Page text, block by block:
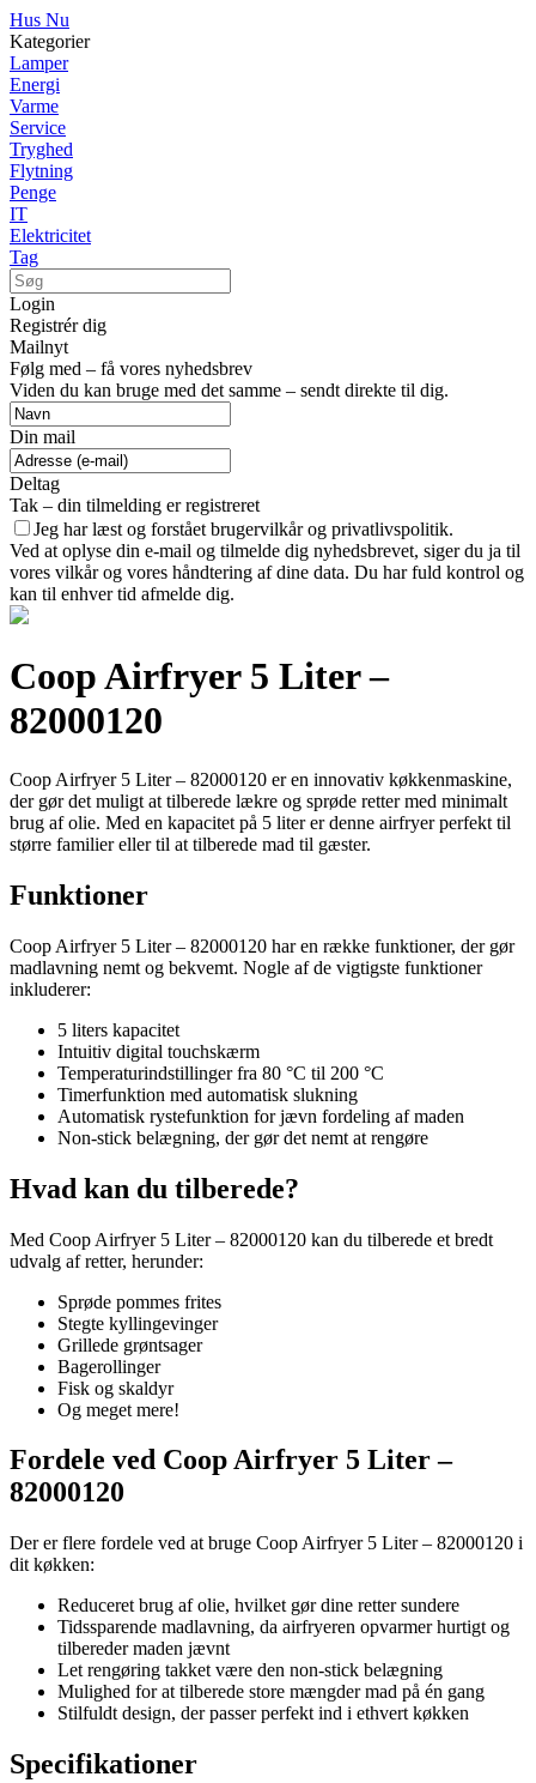
Hus Nu
Kategorier
Lamper
Energi
Varme
Service
Tryghed
Flytning
Penge
IT
Elektricitet
Tag
Login
Registrér dig
Mailnyt
Følg med – få vores nyhedsbrev
Viden du kan bruge med det samme – sendt direkte til dig.
Din mail
Deltag
Tak – din tilmelding er registreret
Jeg har læst og forstået brugervilkår og privatlivspolitik.
Ved at oplyse din e-mail og tilmelde dig nyhedsbrevet, siger du ja til
vores vilkår og vores håndtering af dine data. Du har fuld kontrol og
kan til enhver tid afmelde dig.
Coop Airfryer 5 Liter –
82000120
Coop Airfryer 5 Liter – 82000120 er en innovativ køkkenmaskine,
der gør det muligt at tilberede lækre og sprøde retter med minimalt
brug af olie. Med en kapacitet på 5 liter er denne airfryer perfekt til
større familier eller til at tilberede mad til gæster.
Funktioner
Coop Airfryer 5 Liter – 82000120 har en række funktioner, der gør
madlavning nemt og bekvemt. Nogle af de vigtigste funktioner
inkluderer:
5 liters kapacitet
Intuitiv digital touchskærm
Temperaturindstillinger fra 80 °C til 200 °C
Timerfunktion med automatisk slukning
Automatisk rystefunktion for jævn fordeling af maden
Non-stick belægning, der gør det nemt at rengøre
Hvad kan du tilberede?
Med Coop Airfryer 5 Liter – 82000120 kan du tilberede et bredt
udvalg af retter, herunder:
Sprøde pommes frites
Stegte kyllingevinger
Grillede grøntsager
Bagerollinger
Fisk og skaldyr
Og meget mere!
Fordele ved Coop Airfryer 5 Liter –
82000120
Der er flere fordele ved at bruge Coop Airfryer 5 Liter – 82000120 i
dit køkken:
Reduceret brug af olie, hvilket gør dine retter sundere
Tidssparende madlavning, da airfryeren opvarmer hurtigt og
tilbereder maden jævnt
Let rengøring takket være den non-stick belægning
Mulighed for at tilberede store mængder mad på én gang
Stilfuldt design, der passer perfekt ind i ethvert køkken
Specifikationer